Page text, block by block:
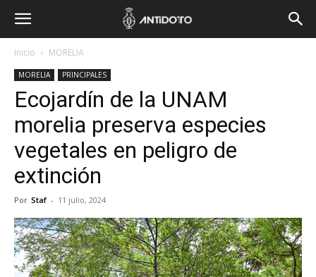
Inicio MORELIA
MORELIA PRINCIPALES
Ecojardín de la UNAM
morelia preserva especies
vegetales en peligro de
extinción
Por Staf - 11 julio, 2024